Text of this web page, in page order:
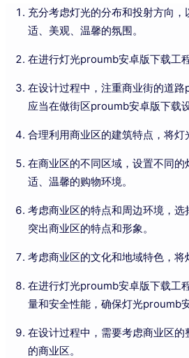
充分考虑灯光的分布和投射方向
适、美观、温馨的氛围。
在进行灯光proumb安卓版下载工程时
在设计过程中，注重商业街的道路
应当在做街区proumb安卓版下载设计
合理利用商业区的建筑特点，将
在商业区的不同区域，设置不同
适、温馨的购物环境。
考虑商业区的特点和周边环境，选
突出商业区的特点和形象。
考虑商业区的文化和地域特色，将
在进行灯光proumb安卓版下载工程
量和安全性能，确保灯光proumb
在设计过程中，需要考虑商业区的
的商业区。